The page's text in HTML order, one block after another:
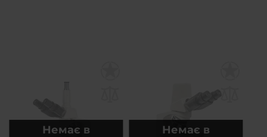
Немає в
Немає в